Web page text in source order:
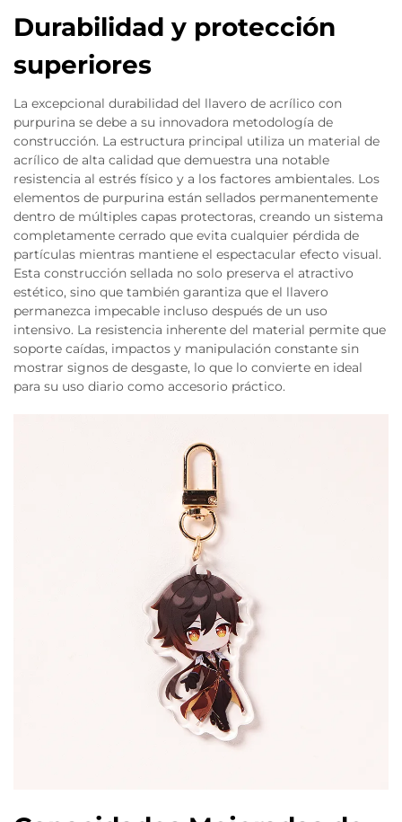
Durabilidad y protección
superiores
La excepcional durabilidad del llavero de acrílico con
purpurina se debe a su innovadora metodología de
construcción. La estructura principal utiliza un material de
acrílico de alta calidad que demuestra una notable
resistencia al estrés físico y a los factores ambientales. Los
elementos de purpurina están sellados permanentemente
dentro de múltiples capas protectoras, creando un sistema
completamente cerrado que evita cualquier pérdida de
partículas mientras mantiene el espectacular efecto visual.
Esta construcción sellada no solo preserva el atractivo
estético, sino que también garantiza que el llavero
permanezca impecable incluso después de un uso
intensivo. La resistencia inherente del material permite que
soporte caídas, impactos y manipulación constante sin
mostrar signos de desgaste, lo que lo convierte en ideal
para su uso diario como accesorio práctico.